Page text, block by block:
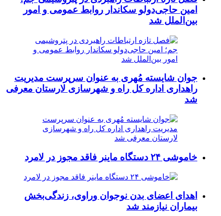
امین حاجی‌دولو سکاندار روابط عمومی و امور
بین‌الملل شد
جوان شایسته مُهری به عنوان سرپرست مدیریت
راهداری اداره کل راه و شهرسازی لارستان معرفی
شد
خاموشی ۲۴ دستگاه ماینر فاقد مجوز در لامرد
اهدای اعضای بدن نوجوان وراوی، زندگی‌بخش
بیماران نیازمند شد